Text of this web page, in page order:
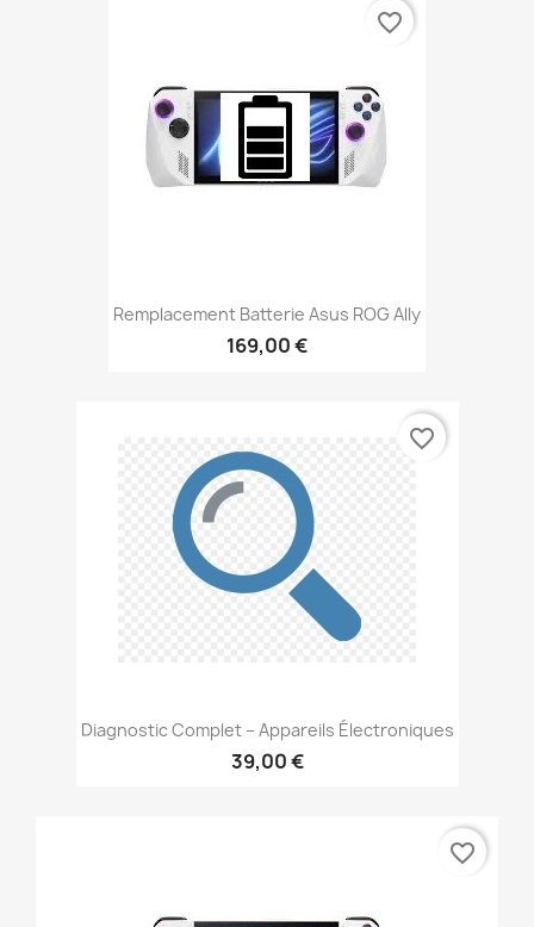
Remplacement Batterie Asus ROG Ally
169,00 €
favorite_border
Diagnostic Complet – Appareils Électroniques
39,00 €
favorite_border
favorite_border